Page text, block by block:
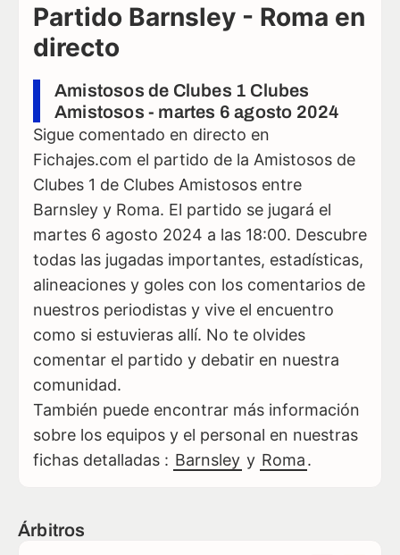
Partido Barnsley - Roma en
directo
Amistosos de Clubes 1 Clubes
Amistosos - martes 6 agosto 2024
Sigue comentado en directo en
Fichajes.com el partido de la Amistosos de
Clubes 1 de Clubes Amistosos entre
Barnsley y Roma. El partido se jugará el
martes 6 agosto 2024 a las 18:00. Descubre
todas las jugadas importantes, estadísticas,
alineaciones y goles con los comentarios de
nuestros periodistas y vive el encuentro
como si estuvieras allí. No te olvides
comentar el partido y debatir en nuestra
comunidad.
También puede encontrar más información
sobre los equipos y el personal en nuestras
fichas detalladas : Barnsley y Roma.
Árbitros